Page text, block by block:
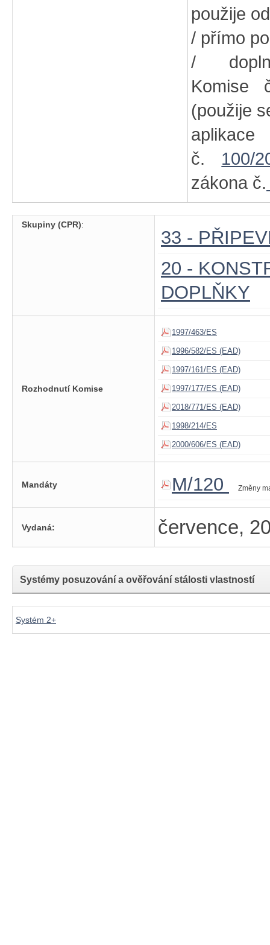
použije
/ přímo
/
(použije
č. 100/
zákona č.
Skupiny (CPR):
33 -
20 -
DOPLŇKY
Rozhodnutí Komise
1997/463/ES
1996/582/ES (EAD)
1997/161/ES (EAD)
1997/177/ES (EAD)
2018/771/ES (EAD)
1998/214/ES
2000/606/ES (EAD)
Mandáty M/120 Změny
Vydaná: července,
Systémy posuzování a ověřování stálosti vlastností
Systém 2+